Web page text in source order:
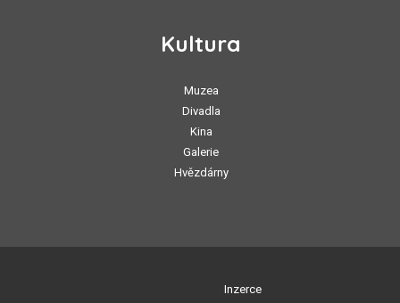
Kultura
Muzea
Divadla
Kina
Galerie
Hvězdárny
Inzerce